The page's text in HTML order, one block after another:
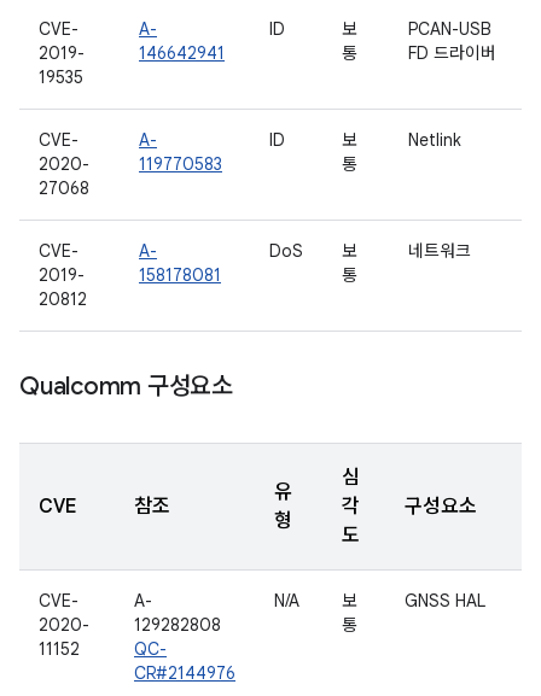
CVE-
2019-
19535
A-
146642941
ID
보
통
PCAN-USB
FD 드라이버
CVE-
2020-
27068
A-
119770583
ID
보
통
Netlink
CVE-
2019-
20812
A-
158178081
DoS
보
통
네트워크
Qualcomm 구성요소
CVE 참조
유
형
심
각
도
구성요소
CVE-
2020-
11152
A-
129282808
QC-
CR#2144976
N/A
보
통
GNSS HAL